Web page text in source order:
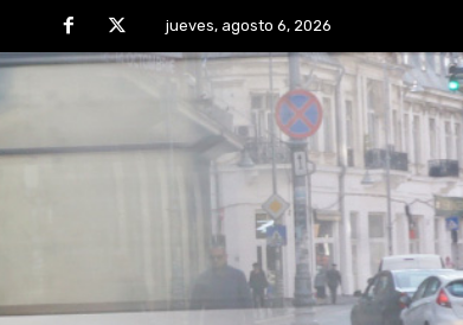
jueves, agosto 6, 2026